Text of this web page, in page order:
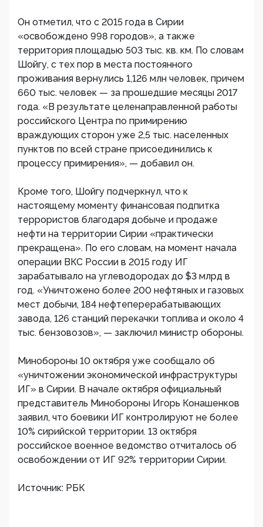
Он отметил, что с 2015 года в Сирии
«освобождено 998 городов», а также
территория площадью 503 тыс. кв. км. По словам
Шойгу, с тех пор в места постоянного
проживания вернулись 1,126 млн человек, причем
660 тыс. человек — за прошедшие месяцы 2017
года. «В результате целенаправленной работы
российского Центра по примирению
враждующих сторон уже 2,5 тыс. населенных
пунктов по всей стране присоединились к
процессу примирения», — добавил он.
Кроме того, Шойгу подчеркнул, что к
настоящему моменту финансовая подпитка
террористов благодаря добыче и продаже
нефти на территории Сирии «практически
прекращена». По его словам, на момент начала
операции ВКС России в 2015 году ИГ
зарабатывало на углеводородах до $3 млрд в
год. «Уничтожено более 200 нефтяных и газовых
мест добычи, 184 нефтеперерабатывающих
завода, 126 станций перекачки топлива и около 4
тыс. бензовозов», — заключил министр обороны.
Минобороны 10 октября уже сообщало об
«уничтожении экономической инфраструктуры
ИГ» в Сирии. В начале октября официальный
представитель Минобороны Игорь Конашенков
заявил, что боевики ИГ контролируют не более
10% сирийской территории. 13 октября
российское военное ведомство отчиталось об
освобождении от ИГ 92% территории Сирии.
Источник: РБК